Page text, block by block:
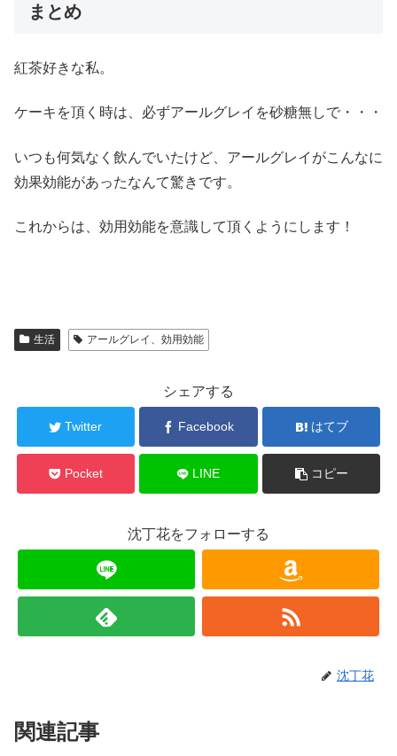
まとめ
紅茶好きな私。
ケーキを頂く時は、必ずアールグレイを砂糖無しで・・・
いつも何気なく飲んでいたけど、アールグレイがこんなに
効果効能があったなんて驚きです。
これからは、効用効能を意識して頂くようにします！
生活 アールグレイ、効用効能
シェアする
Twitter Facebook はてブ
Pocket LINE コピー
沈丁花をフォローする
沈丁花
関連記事